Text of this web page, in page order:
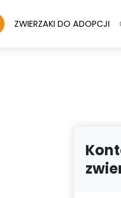
ZWIERZAKI DO ADOPCJI